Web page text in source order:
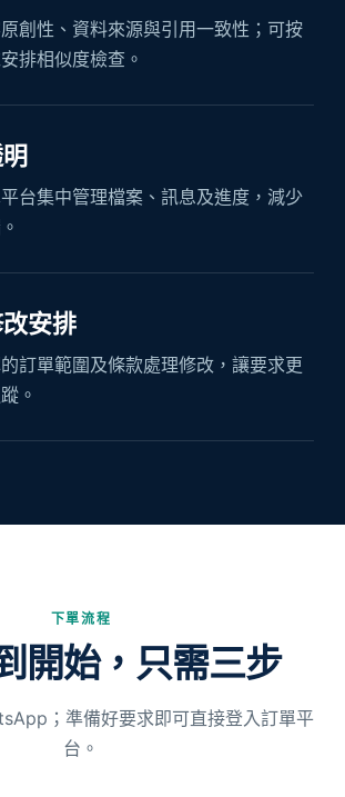
創性、資料來源與引用一致性；可按
排相似度檢查。
台集中管理檔案、訊息及進度，減少
安排
訂單範圍及條款處理修改，讓要求更
。
下單流程
開始，只需三步
；準備好要求即可直接登入訂單平
台。